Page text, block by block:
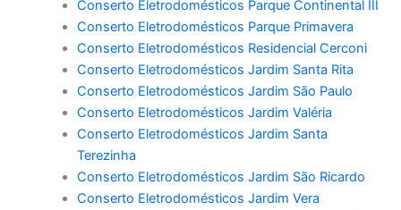
Conserto Eletrodomésticos Parque Continental III
Conserto Eletrodomésticos Parque Primavera
Conserto Eletrodomésticos Residencial Cerconi
Conserto Eletrodomésticos Jardim Santa Rita
Conserto Eletrodomésticos Jardim São Paulo
Conserto Eletrodomésticos Jardim Valéria
Conserto Eletrodomésticos Jardim Santa
Terezinha
Conserto Eletrodomésticos Jardim São Ricardo
Conserto Eletrodomésticos Jardim Vera